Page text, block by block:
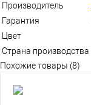
Производитель
Гарантия
Цвет
Страна производства
Похожие товары (8)